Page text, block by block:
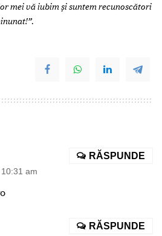
mei vă iubim și suntem recunoscători
.
am
RĂSPUNDE
RĂSPUNDE